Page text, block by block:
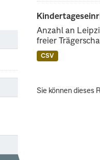
Anzahl an
freier
CSV
Sie können dieses